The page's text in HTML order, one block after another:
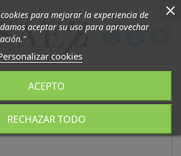
para mejorar la experiencia de
aceptar su uso para aprovechar
cookies
RECHAZAR TODO
ACEPTO